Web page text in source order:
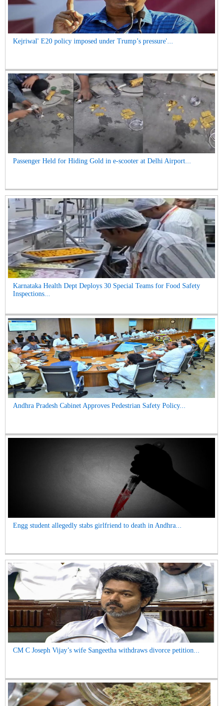
Kejriwal' E20 policy imposed under Trump’s pressure'...
Passenger Held for Hiding Gold in e-scooter at Delhi Airport...
Karnataka Health Dept Deploys 30 Special Teams for Food Safety
Inspections...
Andhra Pradesh Cabinet Approves Pedestrian Safety Policy...
Engg student allegedly stabs girlfriend to death in Andhra...
CM C Joseph Vijay’s wife Sangeetha withdraws divorce petition...